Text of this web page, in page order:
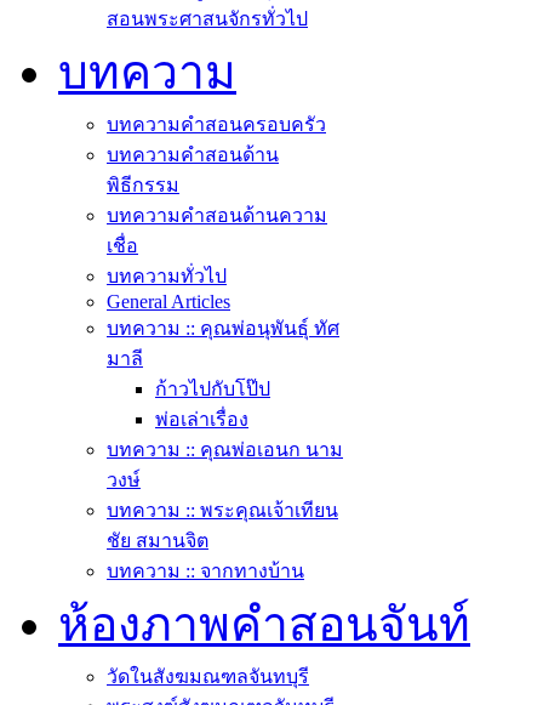
สอนพระศาสนจักรทั่วไป
บทความ
บทความคำสอนครอบครัว
บทความคำสอนด้าน
พิธีกรรม
บทความคำสอนด้านความ
เชื่อ
บทความทั่วไป
General Articles
บทความ :: คุณพ่อนุพันธุ์ ทัศ
มาลี
ก้าวไปกับโป๊ป
พ่อเล่าเรื่อง
บทความ :: คุณพ่อเอนก นาม
วงษ์
บทความ :: พระคุณเจ้าเทียน
ชัย สมานจิต
บทความ :: จากทางบ้าน
ห้องภาพคำสอนจันท์
วัดในสังฆมณฑลจันทบุรี